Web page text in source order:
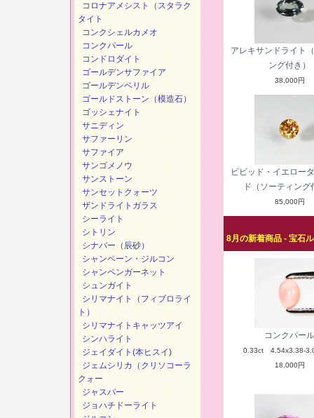
アレキサンドライト
ング付き）
38,000円
ビビッド・イエロー
ド（ソーティング
85,000円
8月の新着商品 - 宝石
コンクパール
0.33ct 4.54x3.38-
18,000円
コロナアメシスト（スタラク
タイト
コンクシェルカメオ
コンクパール
コンドロダイト
ゴールデンサファイア
ゴールデンベリル
ゴールドストーン（模造石）
ゴッシェナイト
サニディン
サファーリン
サファイア
サンゴメノウ
サンストーン
サンセットクォーツ
ザンドライトガラス
シーライト
シトリン
シナバー（辰砂）
シャンペーン・ジルコン
シャンペンガーネット
シュンガイト
シリマナイト（フィブロライ
ト）
シリマナイトキャッツアイ
シンハライト
ジェイダイト(本ヒスイ)
ジェムシリカ（クリソコーラ
クォー
ジャスパー
ジョハチドーライト